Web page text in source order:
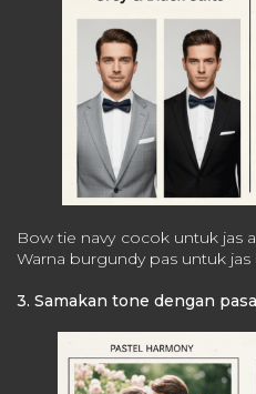
Bow tie navy cocok untuk jas
Warna burgundy pas untuk jas
3. Samakan tone dengan